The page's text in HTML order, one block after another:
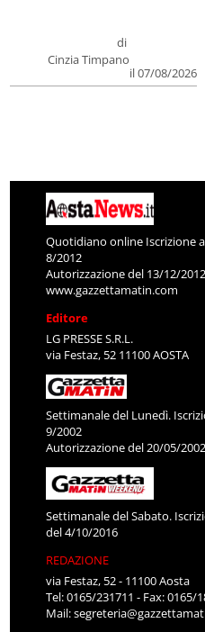
di
Cinzia Timpano
il 07/08/2026
Quotidiano online Iscrizione
8/2012
Autorizzazione del 13/12/2012
www.gazzettamatin.com
Editore
LG PRESSE S.R.L.
via Festaz, 52 11100 AOSTA
Settimanale del Lunedì.
9/2002
Autorizzazione del 20/05/2002
Settimanale del Sabato.
del 4/10/2016
REDAZIONE
via Festaz, 52 - 11100 Aosta
Tel: 0165/231711 - Fax: 0165/
Mail: